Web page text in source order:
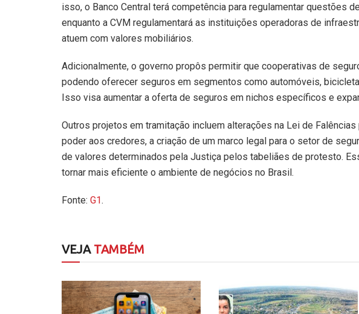
isso, o Banco Central terá competência para regulamentar questões
enquanto a CVM regulamentará as instituições operadoras de
atuem com valores mobiliários.
Adicionalmente, o governo propôs permitir que cooperativas de
podendo oferecer seguros em segmentos como automóveis,
Isso visa aumentar a oferta de seguros em nichos específicos e
Outros projetos em tramitação incluem alterações na Lei de
poder aos credores, a criação de um marco legal para o setor de
de valores determinados pela Justiça pelos tabeliães de protesto.
tornar mais eficiente o ambiente de negócios no Brasil.
Fonte: G1.
VEJATAMBÉM